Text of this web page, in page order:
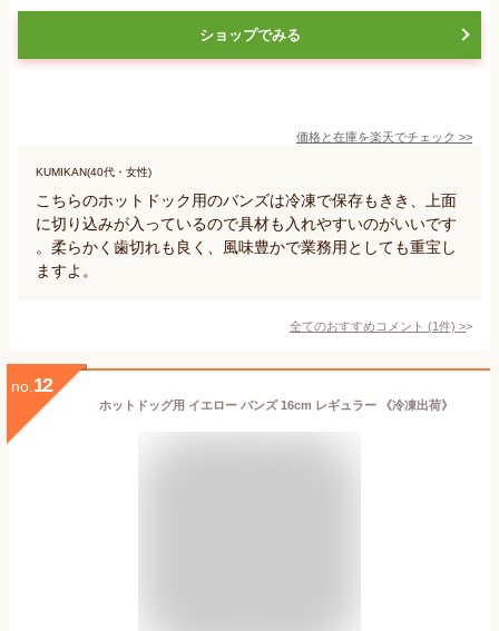
ショップでみる
価格と在庫を楽天でチェック >>
KUMIKAN(40代・女性)
こちらのホットドック用のバンズは冷凍で保存もきき、上面
に切り込みが入っているので具材も入れやすいのがいいです
。柔らかく歯切れも良く、風味豊かで業務用としても重宝し
ますよ。
全てのおすすめコメント (1件) >
no. 12
ホットドッグ用 イエロー バンズ 16cm レギュラー 《冷凍出荷》